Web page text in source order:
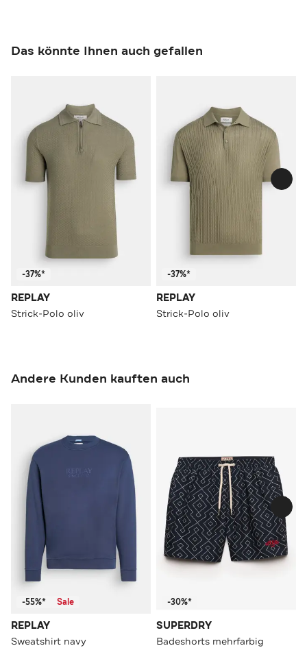
Das könnte Ihnen auch gefallen
-37%*
REPLAY
Strick-Polo oliv
-37%*
REPLAY
Strick-Polo oliv
Andere Kunden kauften auch
-55%* Sale
REPLAY
Sweatshirt navy
-30%*
SUPERDRY
Badeshorts mehrfarbig